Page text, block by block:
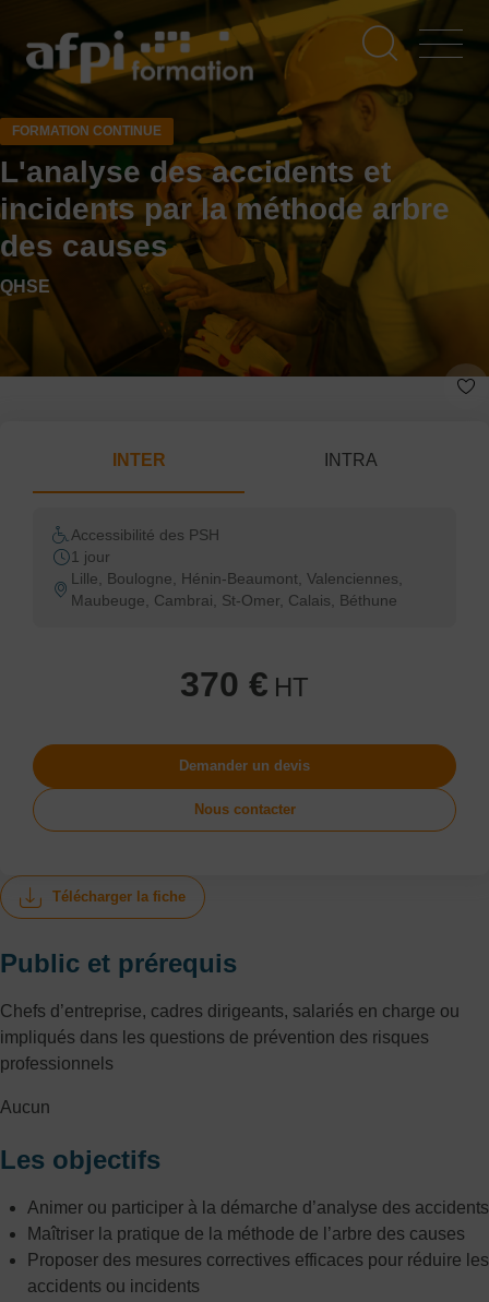
contenu
principal
FORMATION CONTINUE
L'analyse des accidents et
incidents par la méthode arbre
des causes
QHSE
Télécharger la fiche
Public et prérequis
Chefs d’entreprise, cadres dirigeants, salariés en charge ou
impliqués dans les questions de prévention des risques
professionnels
Aucun
Les objectifs
Animer ou participer à la démarche d’analyse des accidents
Maîtriser la pratique de la méthode de l’arbre des causes
Proposer des mesures correctives efficaces pour réduire les
accidents ou incidents
INTER INTRA
Accessibilité des PSH
1 jour
Lille, Boulogne, Hénin-Beaumont, Valenciennes,
Maubeuge, Cambrai, St-Omer, Calais, Béthune
370 € HT
Demander un devis
Nous contacter